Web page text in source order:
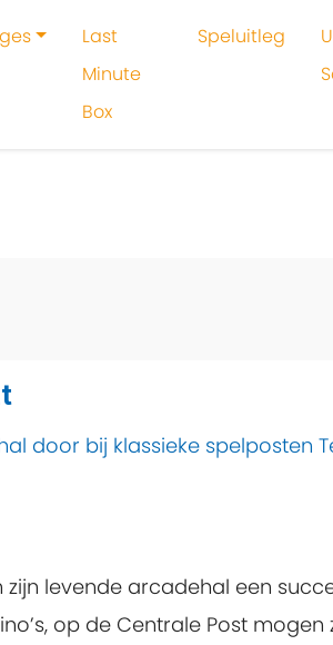
Last
Minute
Box
Speluitleg
Arcadefabriek
door bij klassieke spelposten
levende arcadehal een
op de Centrale Post